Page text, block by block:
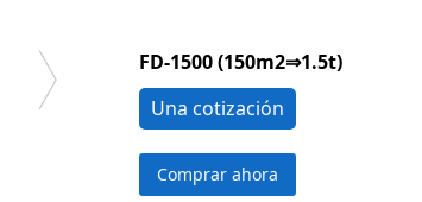
FD-1500 (150m2⇒1.5t)
Una cotización
Comprar ahora